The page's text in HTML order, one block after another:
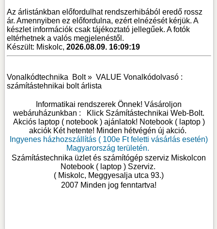
Az árlistánkban előfordulhat rendszerhibából eredő rossz
ár. Amennyiben ez előfordulna, ezért elnézését kérjük. A
készlet információk csak tájékoztató jellegűek. A fotók
eltérhetnek a valós megjelenéstől.
Készült: Miskolc,2026.08.09. 16:09:19
Vonalkódtechnika Bolt »VALUE Vonalkódolvasó :
számítástehnikai bolt árlista
Informatikai rendszerek Önnek! Vásároljon
webáruházunkban : Klick Számítástechnikai Web-Bolt.
Akciós laptop ( notebook ) ajánlatok! Notebook ( laptop )
akciók Két hetente! Minden hétvégén új akció.
Ingyenes házhozszállítás ( 100e Ft feletti vásárlás esetén)
Magyarország területén.
Számítástechnika üzlet és számítógép szerviz Miskolcon
Notebook ( laptop ) Szerviz.
( Miskolc, Meggyesalja utca 93.)
2007 Minden jog fenntartva!